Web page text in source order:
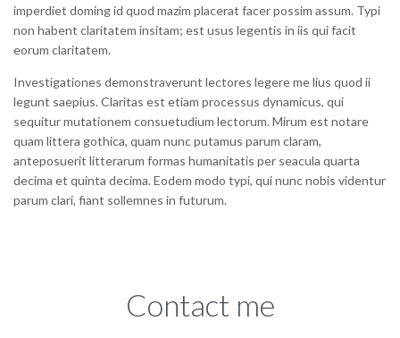
imperdiet doming id quod mazim placerat facer possim assum. Typi
non habent claritatem insitam; est usus legentis in iis qui facit
eorum claritatem.
Investigationes demonstraverunt lectores legere me lius quod ii
legunt saepius. Claritas est etiam processus dynamicus, qui
sequitur mutationem consuetudium lectorum. Mirum est notare
quam littera gothica, quam nunc putamus parum claram,
anteposuerit litterarum formas humanitatis per seacula quarta
decima et quinta decima. Eodem modo typi, qui nunc nobis videntur
parum clari, fiant sollemnes in futurum.
Contact me